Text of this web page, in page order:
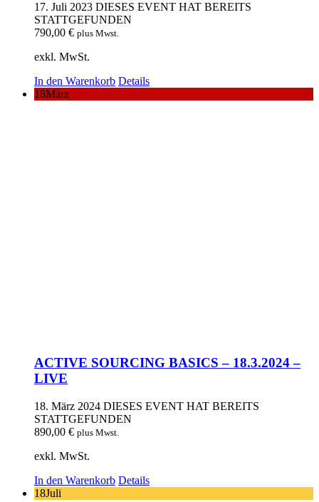
17. Juli 2023 DIESES EVENT HAT BEREITS
STATTGEFUNDEN
790,00 € plus Mwst.
exkl. MwSt.
In den Warenkorb Details
18März
ACTIVE SOURCING BASICS – 18.3.2024 –
LIVE
18. März 2024 DIESES EVENT HAT BEREITS
STATTGEFUNDEN
890,00 € plus Mwst.
exkl. MwSt.
In den Warenkorb Details
18Juli